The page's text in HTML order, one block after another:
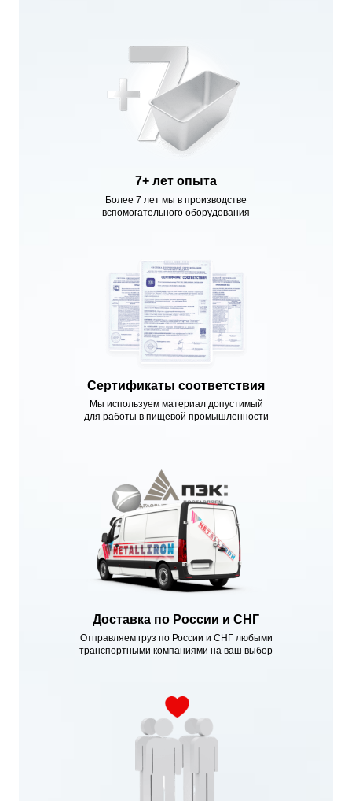
Более 7 лет мы в производстве
вспомогательного оборудования
Мы используем материал допустимый
для работы в пищевой промышленности
Отправляем груз по России и СНГ любыми
транспортными компаниями на ваш выбор
7+ лет опыта
Сертификаты соответствия
Доставка по России и СНГ